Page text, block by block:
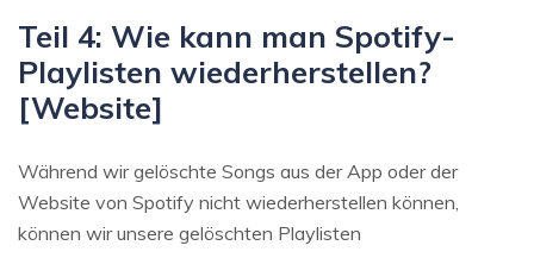
Teil 4: Wie kann man Spotify-
Playlisten wiederherstellen?
[Website]
Während wir gelöschte Songs aus der App oder der
Website von Spotify nicht wiederherstellen können,
können wir unsere gelöschten Playlisten